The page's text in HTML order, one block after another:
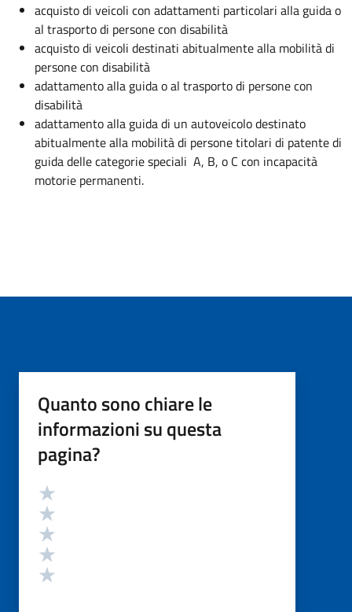
acquisto di veicoli con adattamenti particolari alla guida o
al trasporto di persone con disabilità
acquisto di veicoli destinati abitualmente alla mobilità di
persone con disabilità
adattamento alla guida o al trasporto di persone con
disabilità
adattamento alla guida di un autoveicolo destinato
abitualmente alla mobilità di persone titolari di patente di
guida delle categorie speciali A, B, o C con incapacità
motorie permanenti.
Quanto sono chiare le
informazioni su questa
pagina?
Valutazione